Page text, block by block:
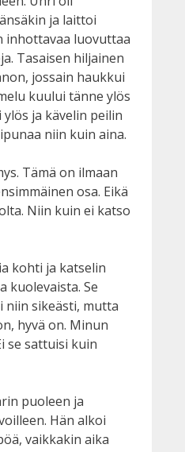
ja laittoi
inhottavaa luovuttaa
Tasaisen hiljainen
jossain haukkui
kuului tänne ylös
ja kävelin peilin
niin kuin aina.
Tämä on ilmaan
osa. Eikä
Niin kuin ei katso
kohti ja katselin
kuolevaista. Se
niin sikeästi, mutta
hyvä on. Minun
se sattuisi kuin
puoleen ja
Hän alkoi
vaikkakin aika